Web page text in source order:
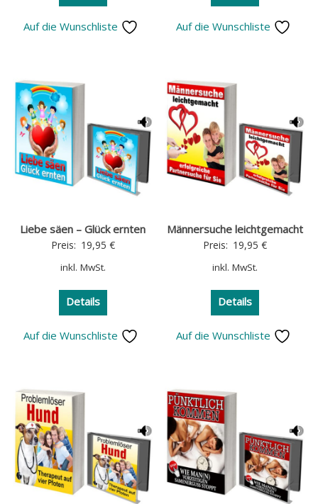
Auf die Wunschliste Auf die Wunschliste
Liebe säen – Glück ernten
Preis: 19,95 €
inkl. MwSt.
Details
Auf die Wunschliste
Männersuche leichtgemacht
Preis: 19,95€
inkl. MwSt.
Details
Auf die Wunschliste